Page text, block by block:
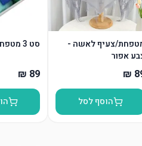
צעיף לאשה -
אפור
הוסף לסל
סט 3 מטפחות